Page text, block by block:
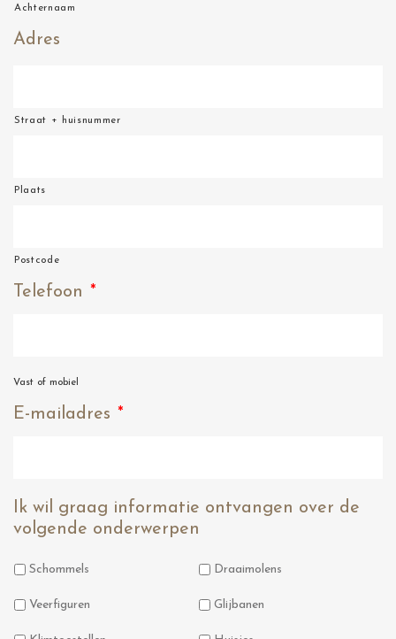
Achternaam
Adres
Straat + huisnummer
Plaats
Postcode
Telefoon *
Vast of mobiel
E-mailadres *
Ik wil graag informatie ontvangen over de
volgende onderwerpen
Schommels Draaimolens
Veerfiguren Glijbanen